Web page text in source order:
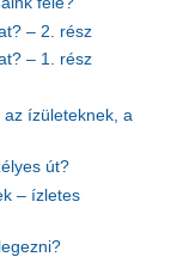
– 2. rész
– 1. rész
ízületeknek, a
út?
– ízletes